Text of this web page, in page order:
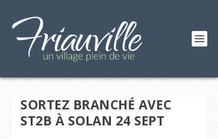
SORTEZ BRANCHÉ AVEC
ST2B À SOLAN 24 SEPT